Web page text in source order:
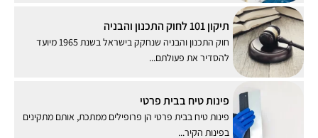
תיקון 101 לחוק התכנון והבניה
חוק התכנון והבניה שנחקק בישראל בשנת 1965 מיועד
להסדיר את פעולתם...
פינות טיח בבית פרטי
פינות טיח בבית פרטי הן פרופילים ממתכת, אותם מתקינים
בפינות הקיר...